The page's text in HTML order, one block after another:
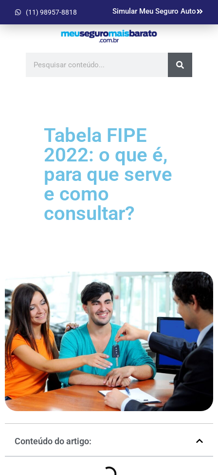
(11) 98957-8818 Simular Meu Seguro Auto
Tabela FIPE
2022: o que é,
para que serve
e como
consultar?
Conteúdo do artigo: